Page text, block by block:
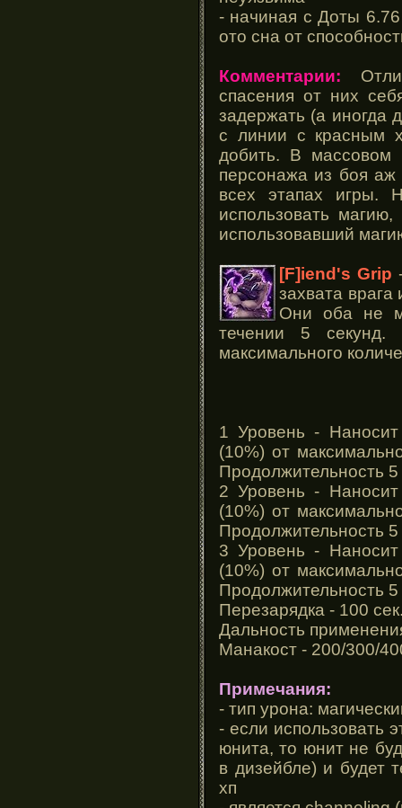
- начиная с Доты
ото сна от
Комментарии:
спасения от них
задержать (а иногда
с линии с красным
добить. В массовом
персонажа из боя
всех этапах игры.
использовать
использовавший
[F]iend's Grip
захвата
Они оба не
течении 5
максимального
1 Уровень -
(10%) от
Продолжительность 5
2 Уровень -
(10%) от
Продолжительность 5
3 Уровень -
(10%) от
Продолжительность 5
Перезарядка - 100
Дальность
Манакост - 200/300/
Примечания:
- тип урона:
- если использовать
юнита, то юнит не
в дизейбле) и будет
хп